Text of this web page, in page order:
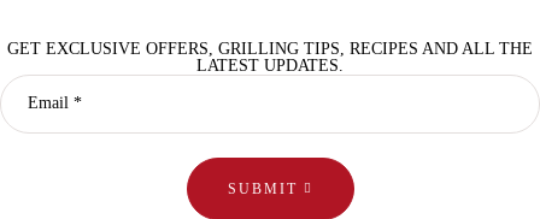
GET EXCLUSIVE OFFERS, GRILLING TIPS, RECIPES AND ALL THE
LATEST UPDATES.
SUBMIT